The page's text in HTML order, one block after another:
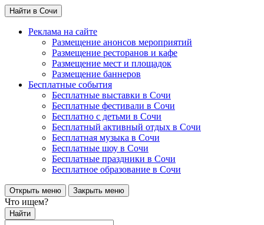
Найти в Сочи
Реклама на сайте
Размещение анонсов мероприятий
Размещение ресторанов и кафе
Размещение мест и площадок
Размещение баннеров
Бесплатные события
Бесплатные выставки в Сочи
Бесплатные фестивали в Сочи
Бесплатно с детьми в Сочи
Бесплатный активный отдых в Сочи
Бесплатная музыка в Сочи
Бесплатные шоу в Сочи
Бесплатные праздники в Сочи
Бесплатное образование в Сочи
Открыть меню Закрыть меню
Что ищем?
Найти